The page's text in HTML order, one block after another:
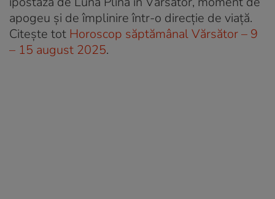
apogeu și de împlinire într-o direcție de viață.
Citește tot Horoscop săptămânal Vărsător – 9
– 15 august 2025.